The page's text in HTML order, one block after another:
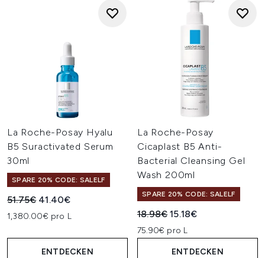
La Roche-Posay Hyalu
B5 Suractivated Serum
30ml
SPARE 20% CODE: SALELF
Unverbindliche Preisempfehlung:
51.75€ Aktueller Preis:
41.40€
1,380.00€ pro L
ENTDECKEN
La Roche-Posay
Cicaplast B5 Anti-
Bacterial Cleansing Gel
Wash 200ml
SPARE 20% CODE: SALELF
Unverbindliche
18.98€Aktueller Preis:
15.18€
75.90€ pro L
ENTDECKEN